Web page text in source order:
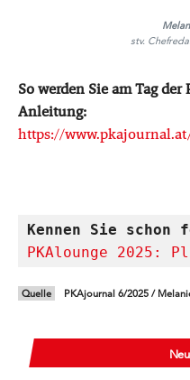
stv.
So werden Sie am Tag
Anleitung:
https://
Kennen Sie schon
PKAlounge 2025:
Quelle PKAjournal 6/2025 /